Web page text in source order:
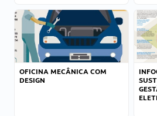
OFICINA MECÂNICA COM
DESIGN